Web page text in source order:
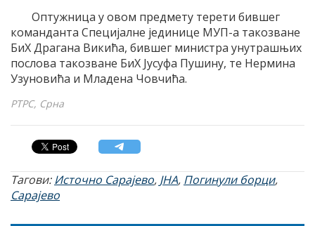
Оптужница у овом предмету терети бившег
команданта Специјалне јединице МУП-а такозване
БиХ Драгана Викића, бившег министра унутрашњих
послова такозване БиХ Јусуфа Пушину, те Нермина
Узуновића и Младена Човчића.
РТРС, Срна
Тагови:Источно Сарајево, ЈНА, Погинули борци,
Сарајево